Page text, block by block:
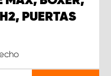
PUERTAS